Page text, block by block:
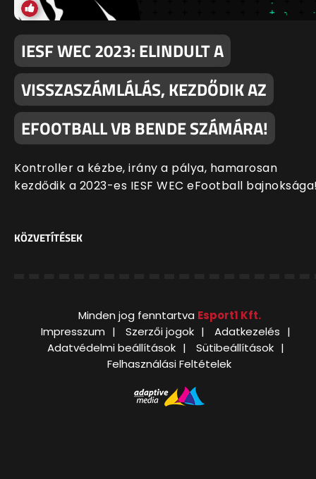
IESF WEC 2023: ELINDULT A
VISSZASZÁMLÁLÁS, KEZDŐDIK AZ
EFOOTBALL VB BENDE SZÁMÁRA!
Kontroller a kézbe, irány a pálya, hamarosan
kezdődik a 2023-es IESF WEC eFootball
KÖZVETÍTÉSEK
Minden jog fenntartva Esport1 Kft.
Impresszum
Szerzői jogok
Adatkezelés
Adatvédelmi beállítások
Sütibeállítások
Felhasználási Feltételek